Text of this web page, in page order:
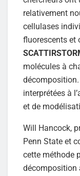
relativement
cellulases
fluorescents et
molécules à
interprétées à
et de
Will Hancock,
Penn State et
cette méthode
décomposition